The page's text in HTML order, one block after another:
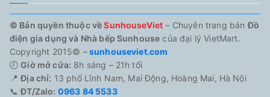
© Bản quyền thuộc vềSunhouseViet – Chuyên trang bánĐồ
điện gia dụng và Nhà bếp Sunhouse của đại lý VietMart.
Copyright 2015© –sunhouseviet.com
🕗Giờ mở cửa: 8h sáng – 21h tối
📍Địa chỉ: 13 phố Lĩnh Nam, Mai Động, Hoàng Mai, Hà Nội
📞ĐT/Zalo: 0963 84 5533